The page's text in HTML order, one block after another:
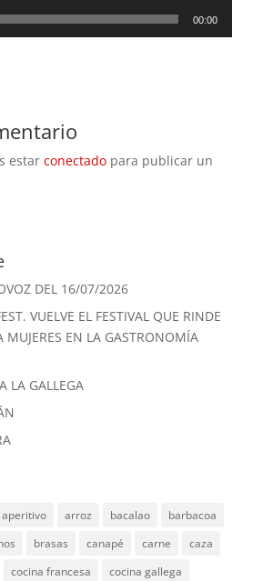
00:00
estar conectadopara publicar un
DEL 16/07/2026
VUELVE EL FESTIVAL QUE RINDE
MUJERES EN LA GASTRONOMÍA
LA GALLEGA
aperitivo arroz bacalao
barbacoa
brasas canapé carne
caza
cocina francesa
cocina gallega